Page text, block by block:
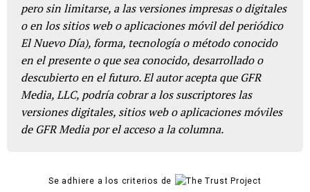
pero sin limitarse, a las versiones impresas o digitales
o en los sitios web o aplicaciones móvil del periódico
El Nuevo Día), forma, tecnología o método conocido
en el presente o que sea conocido, desarrollado o
descubierto en el futuro. El autor acepta que GFR
Media, LLC, podría cobrar a los suscriptores las
versiones digitales, sitios web o aplicaciones móviles
de GFR Media por el acceso a la columna.
Se adhiere a los criterios de